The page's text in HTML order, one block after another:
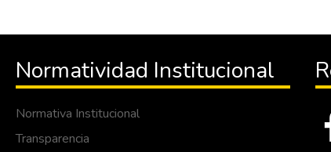
Normatividad Institucional
Normativa Institucional
Transparencia